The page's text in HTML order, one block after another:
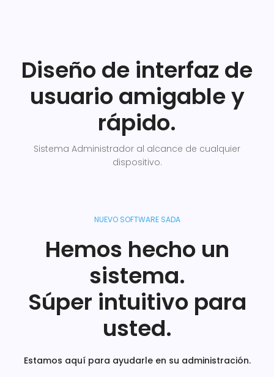
Diseño de interfaz de
usuario amigable y
rápido.
Sistema Administrador al alcance de cualquier
dispositivo.
NUEVO SOFTWARE SADA
Hemos hecho un
sistema.
Súper intuitivo para
usted.
Estamos aquí para ayudarle en su administración.